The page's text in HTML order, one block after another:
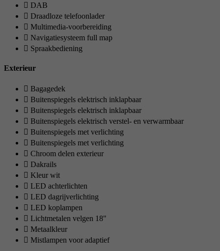
DAB
Draadloze telefoonlader
Multimedia-voorbereiding
Navigatiesysteem full map
Spraakbediening
Exterieur
Bagagedek
Buitenspiegels elektrisch inklapbaar
Buitenspiegels elektrisch inklapbaar
Buitenspiegels elektrisch verstel- en verwarmbaar
Buitenspiegels met verlichting
Buitenspiegels met verlichting
Chroom delen exterieur
Dakrails
Kleur wit
LED achterlichten
LED dagrijverlichting
LED koplampen
Lichtmetalen velgen 18"
Metaalkleur
Mistlampen voor adaptief